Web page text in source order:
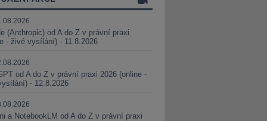
(Anthropic) od A do Z v právní praxi
- živé vysílání) - 11.8.2026
od A do Z v právní praxi 2026 (online -
- 12.8.2026
a NotebookLM od A do Z v právní praxi